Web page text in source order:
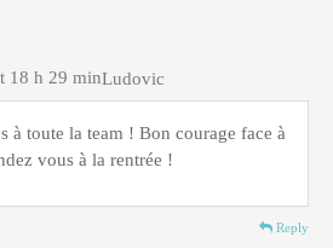
Ludovic
18 h 29 min
à toute la team ! Bon courage face à
vous à la rentrée !
Reply